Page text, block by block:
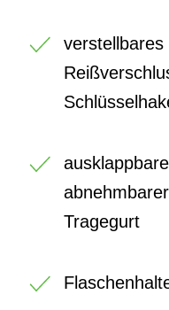
Tragegurt